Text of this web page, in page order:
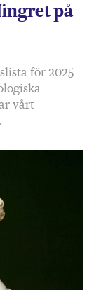
på
för 2025
vårt